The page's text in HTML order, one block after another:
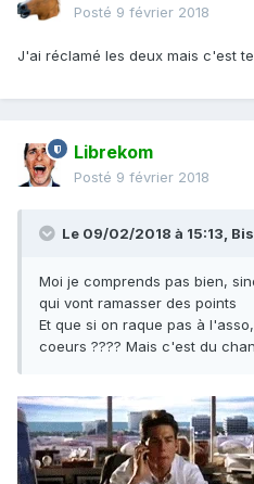
Posté 9 février 2018
J'ai réclamé les deux mais c'est
Librekom
Posté 9 février 2018
Le 09/02/2018 à 15:13,
Moi je comprends pas bien,
qui vont ramasser des points
Et que si on raque pas à
coeurs ???? Mais c'est du